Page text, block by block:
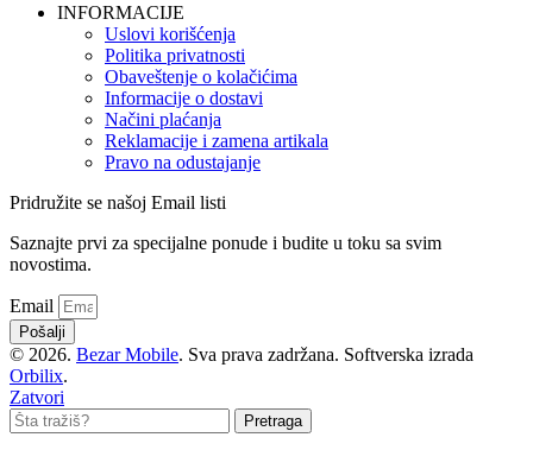
INFORMACIJE
Uslovi korišćenja
Politika privatnosti
Obaveštenje o kolačićima
Informacije o dostavi
Načini plaćanja
Reklamacije i zamena artikala
Pravo na odustajanje
Pridružite se našoj Email listi
Saznajte prvi za specijalne ponude i budite u toku sa svim
novostima.
Email
Pošalji
© 2026. Bezar Mobile. Sva prava zadržana. Softverska izrada
Orbilix.
Zatvori
Pretraga